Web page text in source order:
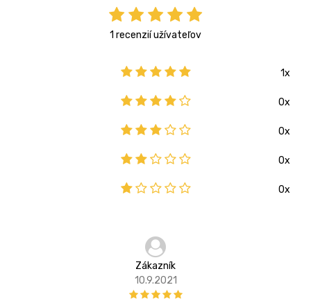
1 recenzií užívateľov
1x
0x
0x
0x
0x
Zákazník
10.9.2021